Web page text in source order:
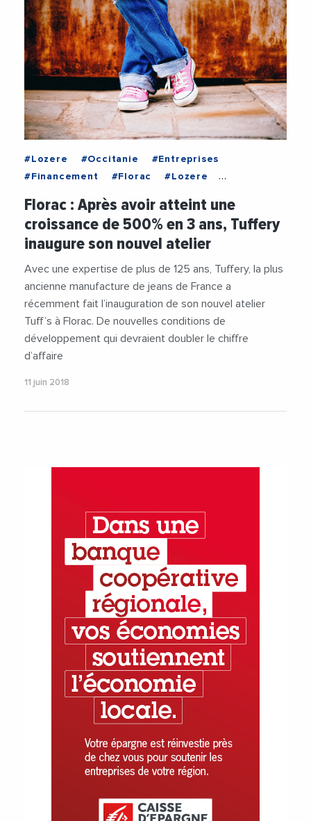
#Lozere #Occitanie
#Entreprises
#Financement
#Florac
#Lozere
Florac : Après avoir atteint une
croissance de 500% en 3 ans, Tuffery
inaugure son nouvel atelier
Avec une expertise de plus de 125 ans, Tuffery, la plus
ancienne manufacture de jeans de France a
récemment fait l’inauguration de son nouvel atelier
Tuff’s à Florac. De nouvelles conditions de
développement qui devraient doubler le chiffre
d’affaire
11 juin 2018